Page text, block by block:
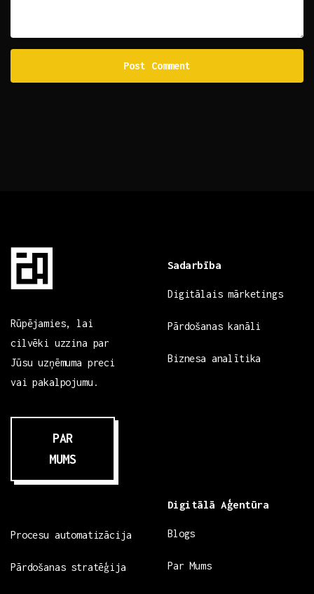
Rūpējamies, lai
cilvēki uzzina par
Jūsu uzņēmuma preci
vai pakalpojumu.
PAR
MUMS
Sadarbība
Digitālais mārketings
Pārdošanas kanāli
Biznesa analītika
Procesu automatizācija
Pārdošanas stratēģija
Digitālā Aģentūra
Blogs
Par Mums